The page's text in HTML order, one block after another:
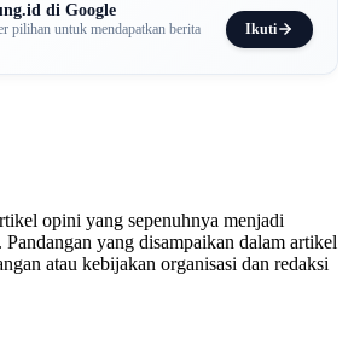
di Google
pilihan untuk mendapatkan berita
Ikuti
opini yang sepenuhnya menjadi
yang disampaikan dalam artikel
atau kebijakan organisasi dan redaksi